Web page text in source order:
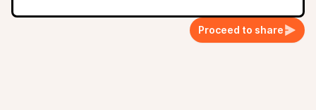
Proceed to share